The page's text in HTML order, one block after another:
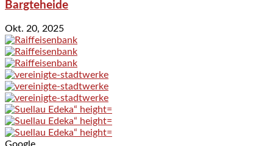
Bargteheide
Okt. 20, 2025